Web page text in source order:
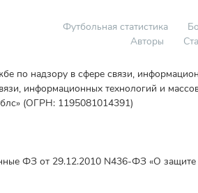
Футбольная статистика
Авторы
по надзору в сфере связи,
информационных технологий и
(ОГРН: 1195081014391)
ФЗ от 29.12.2010 N436-ФЗ «О